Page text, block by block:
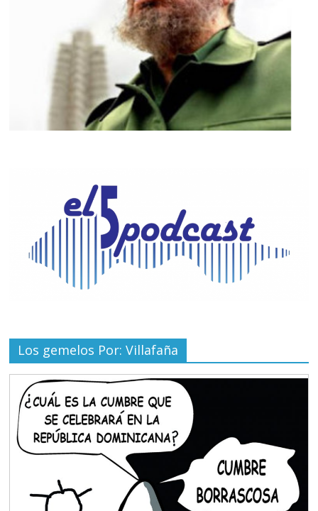
Los gemelos Por: Villafaña